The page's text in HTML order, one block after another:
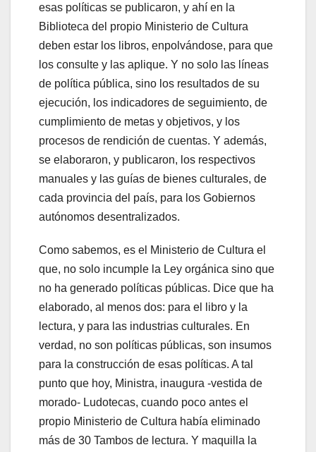
esas políticas se publicaron, y ahí en la
Biblioteca del propio Ministerio de Cultura
deben estar los libros, enpolvándose, para que
los consulte y las aplique. Y no solo las líneas
de política pública, sino los resultados de su
ejecución, los indicadores de seguimiento, de
cumplimiento de metas y objetivos, y los
procesos de rendición de cuentas. Y además,
se elaboraron, y publicaron, los respectivos
manuales y las guías de bienes culturales, de
cada provincia del país, para los Gobiernos
autónomos desentralizados.
Como sabemos, es el Ministerio de Cultura el
que, no solo incumple la Ley orgánica sino que
no ha generado políticas públicas. Dice que ha
elaborado, al menos dos: para el libro y la
lectura, y para las industrias culturales. En
verdad, no son políticas públicas, son insumos
para la construcción de esas políticas. A tal
punto que hoy, Ministra, inaugura -vestida de
morado- Ludotecas, cuando poco antes el
propio Ministerio de Cultura había eliminado
más de 30 Tambos de lectura. Y maquilla la